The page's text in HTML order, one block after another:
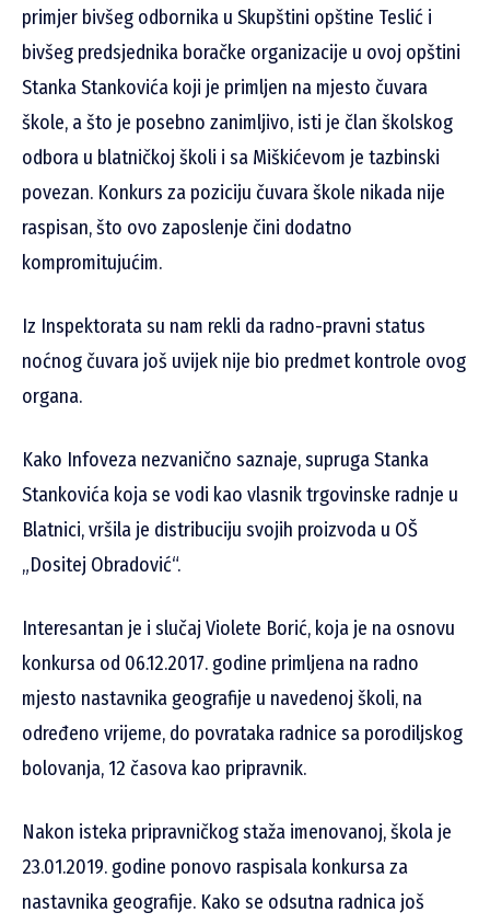
primjer bivšeg odbornika u Skupštini opštine Teslić i
bivšeg predsjednika boračke organizacije u ovoj opštini
Stanka Stankovića koji je primljen na mjesto čuvara
škole, a što je posebno zanimljivo, isti je član školskog
odbora u blatničkoj školi i sa Miškićevom je tazbinski
povezan. Konkurs za poziciju čuvara škole nikada nije
raspisan, što ovo zaposlenje čini dodatno
kompromitujućim.
Iz Inspektorata su nam rekli da radno-pravni status
noćnog čuvara još uvijek nije bio predmet kontrole ovog
organa.
Kako Infoveza nezvanično saznaje, supruga Stanka
Stankovića koja se vodi kao vlasnik trgovinske radnje u
Blatnici, vršila je distribuciju svojih proizvoda u OŠ
„Dositej Obradović“.
Interesantan je i slučaj Violete Borić, koja je na osnovu
konkursa od 06.12.2017. godine primljena na radno
mjesto nastavnika geografije u navedenoj školi, na
određeno vrijeme, do povrataka radnice sa porodiljskog
bolovanja, 12 časova kao pripravnik.
Nakon isteka pripravničkog staža imenovanoj, škola je
23.01.2019. godine ponovo raspisala konkursa za
nastavnika geografije. Kako se odsutna radnica još